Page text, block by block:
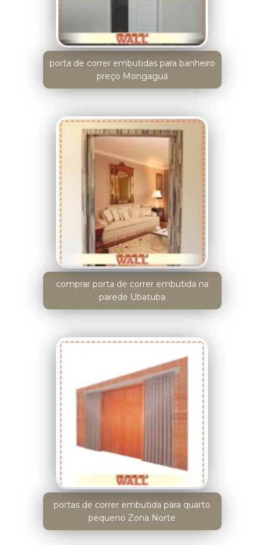
porta de correr embutidas para banheiro
preço Mongaguá
comprar porta de correr embutida na
parede Ubatuba
portas de correr embutida para quarto
pequeno Zona Norte